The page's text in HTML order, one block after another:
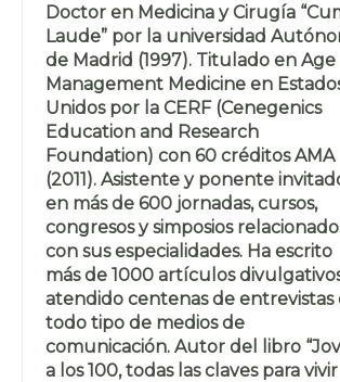
Doctor en Medicina y Cirugía
Laude” por la universidad
de Madrid (1997). Titulado en Age
Management Medicine en
Unidos por la CERF (Cenegenics
Education and Research
Foundation) con 60 créditos AMA
(2011). Asistente y ponente
en más de 600 jornadas, cursos,
congresos y simposios
con sus especialidades. Ha escrito
más de 1000 artículos
atendido centenas de entrevistas
todo tipo de medios de
comunicación. Autor del libro
a los 100, todas las claves para vivir